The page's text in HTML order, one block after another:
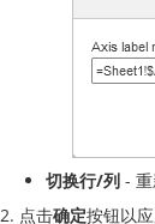
切换行/列 -
点击确定按钮以